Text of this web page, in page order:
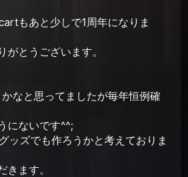
もあと少しで1周年になりま
がとうございます。
なと思ってましたが毎年恒例確
にないです^^;
ッズでも作ろうかと考えておりま
きます。